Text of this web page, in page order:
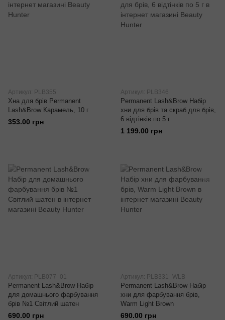
Артикул: PLB355
Хна для брів Permanent
Lash&Brow Карамель, 10 г
353.00 грн
Артикул: PLB346
Permanent Lash&Brow Набір
хни для брів та скраб для брів,
6 відтінків по 5 г
1 199.00 грн
Артикул: PLB077_01
Permanent Lash&Brow Набір
для домашнього фарбування
брів №1 Світлий шатен
690.00 грн
Артикул: PLB331_WLB
Permanent Lash&Brow Набір
хни для фарбування брів,
Warm Light Brown
690.00 грн